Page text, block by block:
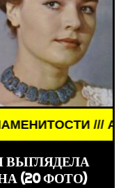
/// АКТЁРЫ
ВЫГЛЯДЕЛА
(20 ФОТО)